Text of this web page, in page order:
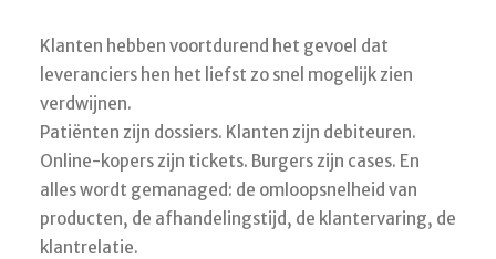
Klanten hebben voortdurend het gevoel dat
leveranciers hen het liefst zo snel mogelijk zien
verdwijnen.
Patiënten zijn dossiers. Klanten zijn debiteuren.
Online-kopers zijn tickets. Burgers zijn cases. En
alles wordt gemanaged: de omloopsnelheid van
producten, de afhandelingstijd, de klantervaring, de
klantrelatie.